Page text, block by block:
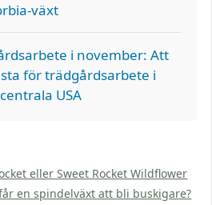
växt
i november: Att
för trädgårdsarbete i
USA
eller Sweet Rocket Wildflower
en spindelväxt att bli buskigare?